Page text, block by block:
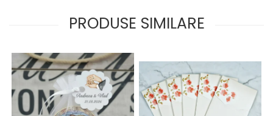
PRODUSE SIMILARE